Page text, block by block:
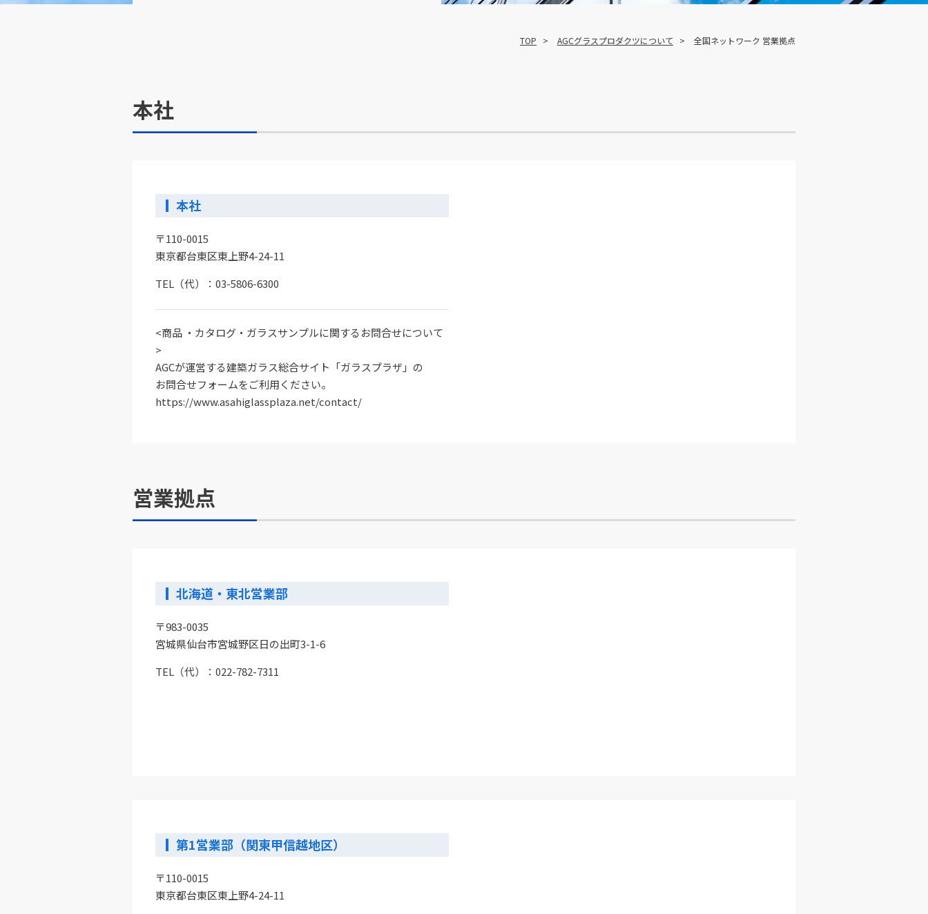
TOP AGCグラスプロダクツについて 全国ネットワーク 営業拠点
本社
本社
〒110-0015
東京都台東区東上野4-24-11
TEL（代）： 03-5806-6300
<商品 ・カタログ・ガラスサンプルに関するお問合せについて
>
AGCが運営する建築ガラス総合サイト「ガラスプラザ」の
お問合せフォームをご利用ください。
https://www.asahiglassplaza.net/contact/
営業拠点
北海道・東北営業部
〒983-0035
宮城県仙台市宮城野区日の出町3-1-6
TEL（代）： 022-782-7311
第1営業部（関東甲信越地区）
〒110-0015
東京都台東区東上野4-24-11